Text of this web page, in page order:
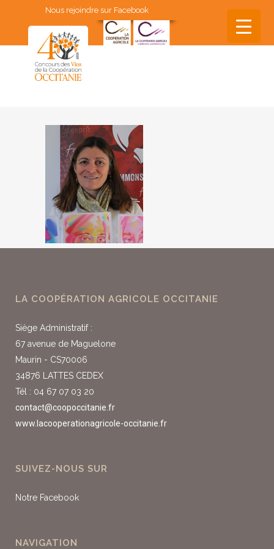
Nous rejoindre sur Facebook
LA COOPÉRATION AGRICOLE OCCITANIE
Siège Administratif :
67 avenue de Maguelone
Maurin - CS70006
34876 LATTES CEDEX
Tél : 04 67 07 03 20
contact@coopoccitanie.fr
www.lacooperationagricole-occitanie.fr
SUIVEZ-NOUS SUR
Notre Facebook
NAVIGATION